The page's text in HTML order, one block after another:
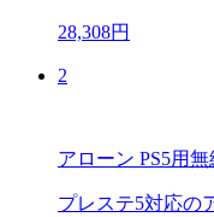
28,308円
2
アローン PS5用
プレステ5対応の